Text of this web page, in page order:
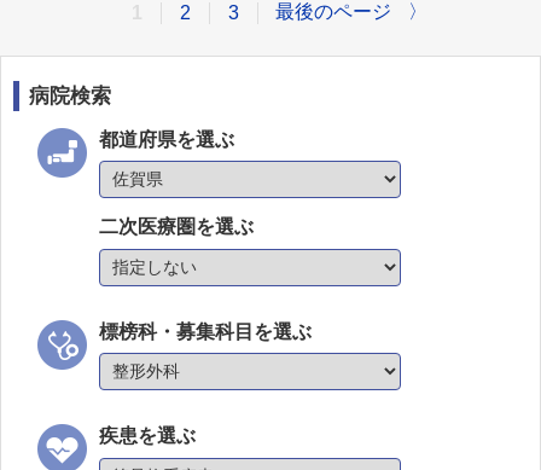
2 3 最後のページ 〉
病院検索
都道府県を選ぶ
二次医療圏を選ぶ
標榜科・募集科目を選ぶ
疾患を選ぶ